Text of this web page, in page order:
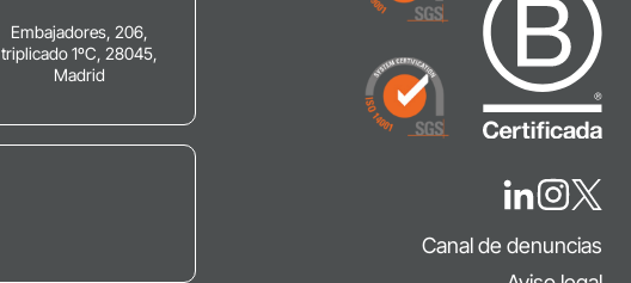
Embajadores, 206,
triplicado 1ºC, 28045,
Madrid
Canal de denuncias